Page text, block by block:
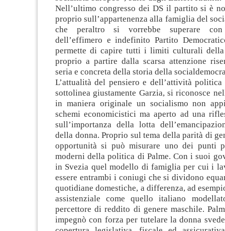
Nell’ultimo congresso dei DS il partito si è
proprio sull’appartenenza alla famiglia del
che peraltro si vorrebbe superare
dell’effimero e indefinito Partito
permette di capire tutti i limiti culturali della
proprio a partire dalla scarsa attenzione
seria e concreta della storia della
L’attualità del pensiero e dell’attività politica
sottolinea giustamente Garzia, si riconosce
in maniera originale un socialismo non
schemi economicistici ma aperto ad una
sull’importanza della lotta
della donna. Proprio sul tema della parità di
opportunità si può misurare uno dei punti
moderni della politica di Palme. Con i suoi
in Svezia quel modello di famiglia per cui i
essere entrambi i coniugi che si dividono
quotidiane domestiche, a differenza, ad
assistenziale come quello italiano
percettore di reddito di genere maschile.
impegnò con forza per tutelare la donna